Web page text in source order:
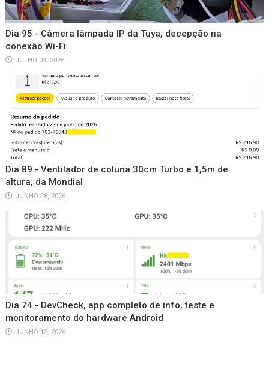
Dia 95 - Câmera lâmpada IP da Tuya, decepção na
conexão Wi-Fi
JULHO 04, 2026
Dia 89 - Ventilador de coluna 30cm Turbo e 1,5m de
altura, da Mondial
JUNHO 28, 2026
Dia 74 - DevCheck, app completo de info, teste e
monitoramento do hardware Android
JUNHO 13, 2026